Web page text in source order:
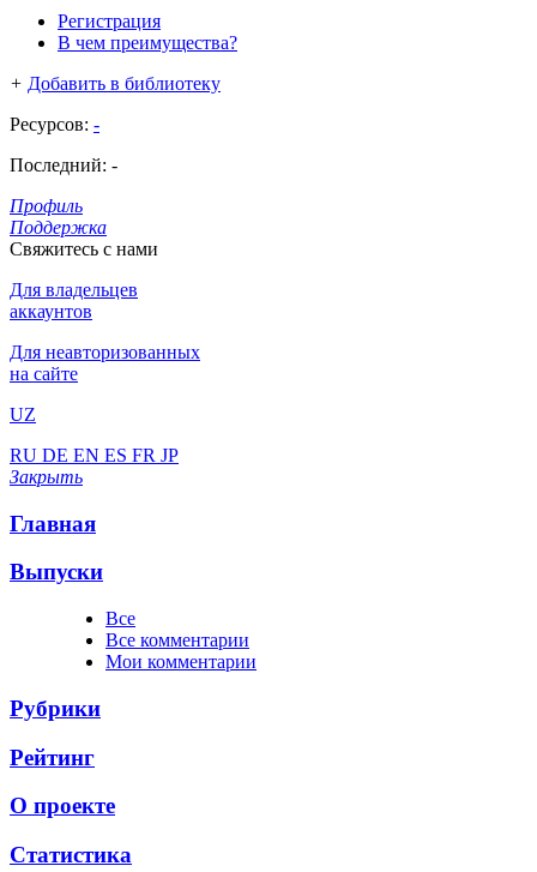
Регистрация
В чем преимущества?
+ Добавить в библиотеку
Ресурсов: -
Последний: -
Профиль
Поддержка
Свяжитесь с нами
Для владельцев
аккаунтов
Для неавторизованных
на сайте
UZ
RU DE EN ES FR JP
Закрыть
Главная
Выпуски
Все
Все комментарии
Мои комментарии
Рубрики
Рейтинг
О проекте
Статистика